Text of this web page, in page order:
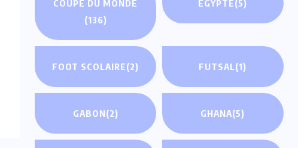
COUPE DU MONDE
(136)
ÉGYPTE(5)
FOOT SCOLAIRE(2) FUTSAL(1)
GABON(2) GHANA(5)